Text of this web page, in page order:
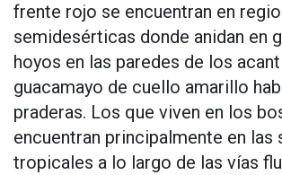
frente rojo se encuentran en
semidesérticas donde anidan en
hoyos en las paredes de los
guacamayo de cuello amarillo
praderas. Los que viven en los
encuentran principalmente en las
tropicales a lo largo de las vías